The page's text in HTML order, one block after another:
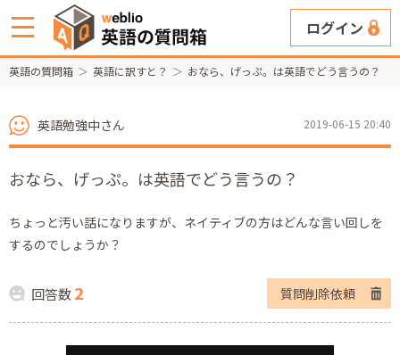
ログイン
英語の質問箱 英語に訳すと？ おなら、げっぷ。は英語でどう言うの？
英語勉強中さん 2019-06-15 20:40
おなら、げっぷ。は英語でどう言うの？
ちょっと汚い話になりますが、ネイティブの方はどんな言い回しを
するのでしょうか？
回答数2 質問削除依頼